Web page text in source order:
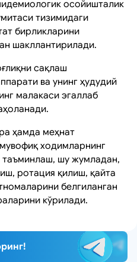
осойишталик
тизимидаги
бирликларини
шакллантирилади.
сақлаш
ва унинг ҳудудий
малакаси эгаллаб
ҳамда меҳнат
ходимларнинг
таъминлаш, шу жумладан,
ротация қилиш, қайта
белгиланган
кўрилади.